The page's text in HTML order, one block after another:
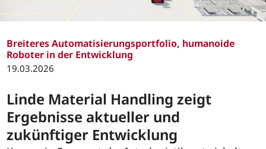
Breiteres Automatisierungsportfolio, humanoide
Roboter in der Entwicklung
19.03.2026
Linde Material Handling zeigt
Ergebnisse aktueller und
zukünftiger Entwicklung